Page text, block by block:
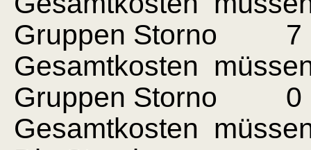
Gruppen Storno 7
Gesamtkosten
Gruppen Storno 0
Gesamtkosten